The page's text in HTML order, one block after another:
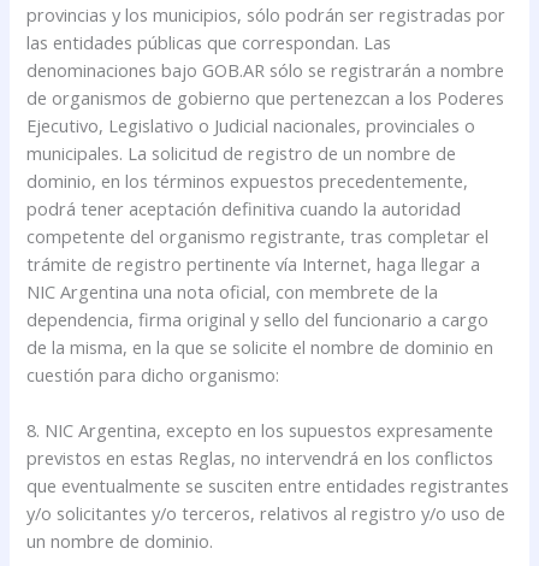
provincias y los municipios, sólo podrán ser registradas por
las entidades públicas que correspondan. Las
denominaciones bajo GOB.AR sólo se registrarán a nombre
de organismos de gobierno que pertenezcan a los Poderes
Ejecutivo, Legislativo o Judicial nacionales, provinciales o
municipales. La solicitud de registro de un nombre de
dominio, en los términos expuestos precedentemente,
podrá tener aceptación definitiva cuando la autoridad
competente del organismo registrante, tras completar el
trámite de registro pertinente vía Internet, haga llegar a
NIC Argentina una nota oficial, con membrete de la
dependencia, firma original y sello del funcionario a cargo
de la misma, en la que se solicite el nombre de dominio en
cuestión para dicho organismo:
8. NIC Argentina, excepto en los supuestos expresamente
previstos en estas Reglas, no intervendrá en los conflictos
que eventualmente se susciten entre entidades registrantes
y/o solicitantes y/o terceros, relativos al registro y/o uso de
un nombre de dominio.